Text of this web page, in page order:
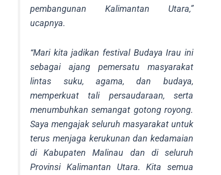
pembangunan Kalimantan Utara,”
ucapnya.
“Mari kita jadikan festival Budaya Irau ini
sebagai ajang pemersatu masyarakat
lintas suku, agama, dan budaya,
memperkuat tali persaudaraan, serta
menumbuhkan semangat gotong royong.
Saya mengajak seluruh masyarakat untuk
terus menjaga kerukunan dan kedamaian
di Kabupaten Malinau dan di seluruh
Provinsi Kalimantan Utara. Kita semua